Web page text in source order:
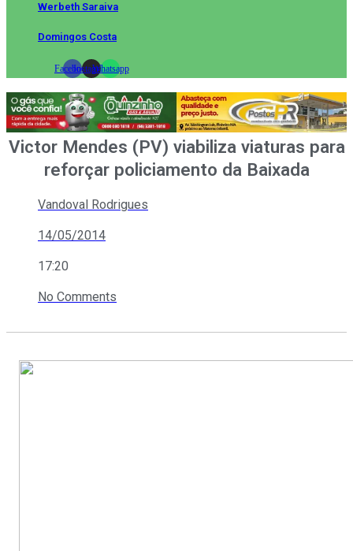
Werbeth Saraiva
Domingos Costa
FacebookInstagramWhatsapp
Victor Mendes (PV) viabiliza viaturas para
reforçar policiamento da Baixada
Vandoval Rodrigues
14/05/2014
17:20
No Comments